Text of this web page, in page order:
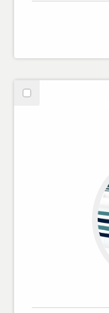
Välj